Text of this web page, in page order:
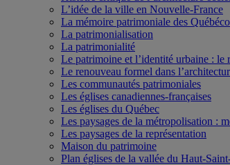
L’idée de la ville en Nouvelle-France
La mémoire patrimoniale des
La patrimonialisation
La patrimonialité
Le patrimoine et l’identité urbaine :
Le renouveau formel dans
Les communautés patrimoniales
Les églises canadiennes-françaises
Les églises du Québec
Les paysages de la métropolisation :
Les paysages de la représentation
Maison du patrimoine
Plan églises de la vallée du Haut-